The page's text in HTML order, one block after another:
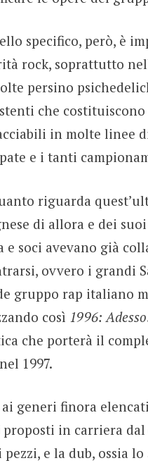
specifico, però, è
rock, soprattutto
persino
che
in molte linee
e i tanti
riguarda
di allora e dei
e soci avevano già
ovvero i grandi
gruppo rap italiano
così 1996:
che porterà il
1997.
generi finora
in carriera
e la dub, ossia lo